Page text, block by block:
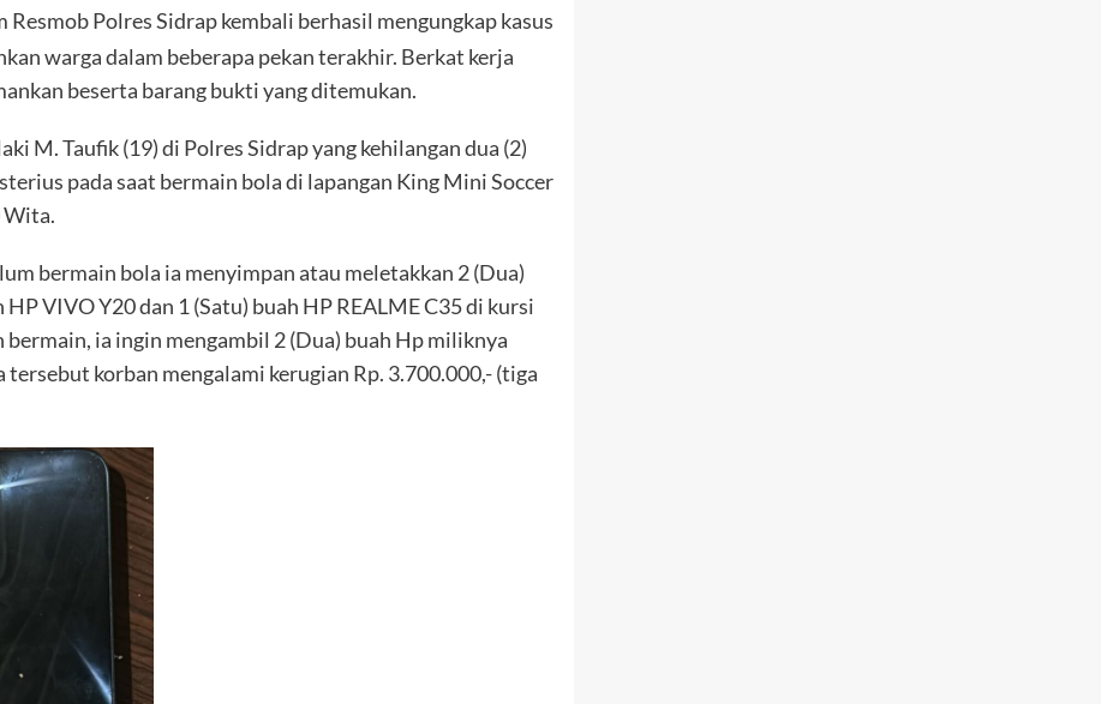
Resmob Polres Sidrap kembali berhasil mengungkap kasus
warga dalam beberapa pekan terakhir. Berkat kerja
beserta barang bukti yang ditemukan.
M. Taufik (19) di Polres Sidrap yang kehilangan dua (2)
pada saat bermain bola di lapangan King Mini Soccer
Wita.
bermain bola ia menyimpan atau meletakkan 2 (Dua)
VIVO Y20 dan 1 (Satu) buah HP REALME C35 di kursi
ia ingin mengambil 2 (Dua) buah Hp miliknya
korban mengalami kerugian Rp. 3.700.000,- (tiga